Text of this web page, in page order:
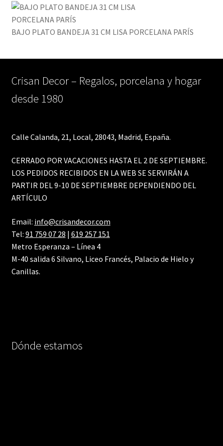
BAJO PLATO BANDEJA 31 CM LISA PORCELANA PARÍS
Crisan Decor – Regalos, porcelana y hogar
desde 1980
Calle Calanda, 21, Local, 28043, Madrid, España.
CERRADO POR VACACIONES HASTA EL 2 DE SEPTIEMBRE.
LOS PEDIDOS RECIBIDOS EN LA WEB SE SERVIRÁN A
PARTIR DEL 9-10 DE SEPTIEMBRE DEPENDIENDO DEL
ARTÍCULO
Email: info@crisandecor.com
Tel: 91 759 07 28 | 619 257 151
Metro Esperanza – Línea 4
M-40 salida 6 Silvano, Liceo Francés, Palacio de Hielo y
Canillas.
Dónde estamos